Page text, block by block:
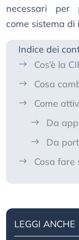
necessari per
come sistema
Indice dei
Cos’è la
Cosa
Come
Da
Da
Cosa fare
LEGGI ANCHE